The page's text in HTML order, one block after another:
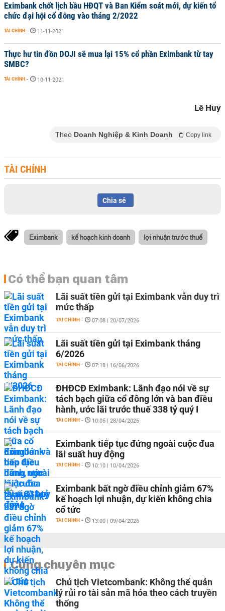
Eximbank chốt lịch bầu HĐQT và Ban Kiểm soát mới, dự kiến tổ
chức đại hội cổ đông vào tháng 2/2022
TÀI CHÍNH - 11-11-2021
Thực hư tin đồn DOJI sẽ mua lại 15% cổ phần Eximbank từ tay
SMBC?
TÀI CHÍNH - 10-11-2021
Lê Huy
Theo Doanh Nghiệp & Kinh Doanh Copy link
TÀI CHÍNH
Chia sẻ
Eximbank kế hoạch kinh doanh lợi nhuận trước thuế
Có thể bạn quan tâm
Lãi suất tiền gửi tại Eximbank vẫn duy trì
mức thấp
TÀI CHÍNH - 07:08 | 20/07/2026
Lãi suất tiền gửi tại Eximbank tháng
6/2026
TÀI CHÍNH - 07:18 | 16/06/2026
ĐHĐCĐ Eximbank: Lãnh đạo nói về sự
tách bạch giữa cổ đông lớn và ban điều
hành, ước lãi trước thuế 338 tỷ quý I
TÀI CHÍNH - 10:05 | 28/04/2026
Eximbank tiếp tục đứng ngoài cuộc đua
lãi suất huy động
TÀI CHÍNH - 10:10 | 10/04/2026
Eximbank bất ngờ điều chỉnh giảm 67%
kế hoạch lợi nhuận, dự kiến không chia
cổ tức
TÀI CHÍNH - 13:00 | 09/04/2026
Cùng chuyên mục
Chủ tịch Vietcombank: Không thể quản
lý rủi ro tài sản mã hóa theo cách truyền
thống